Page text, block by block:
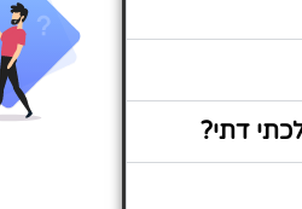
דתי?